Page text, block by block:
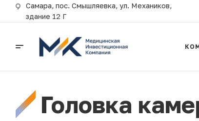
Самара, пос. Смышляевка, ул. Механиков,
здание 12 Г
Головка